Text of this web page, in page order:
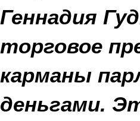
Геннадия
торговое
карманы
деньгами.